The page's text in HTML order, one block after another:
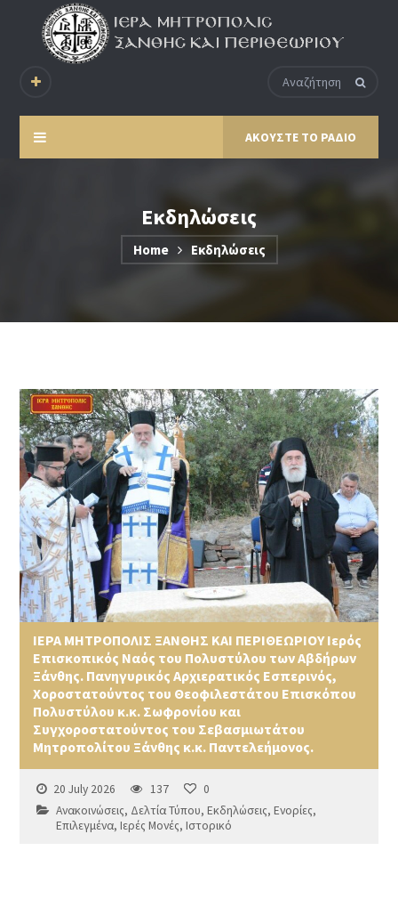
ΑΚΟΥΣΤΕ ΤΟ ΡΑΔΙΟ
Εκδηλώσεις
Home Εκδηλώσεις
ΙΕΡΑ ΜΗΤΡΟΠΟΛΙΣ ΞΑΝΘΗΣ ΚΑΙ ΠΕΡΙΘΕΩΡΙΟΥ Ιερός
Επισκοπικός Ναός του Πολυστύλου των Αβδήρων
Ξάνθης. Πανηγυρικός Αρχιερατικός Εσπερινός,
Χοροστατούντος του Θεοφιλεστάτου Επισκόπου
Πολυστύλου κ.κ. Σωφρονίου και
Συγχοροστατούντος του Σεβασμιωτάτου
Μητροπολίτου Ξάνθης κ.κ. Παντελεήμονος.
20 July 2026 137
0
Ανακοινώσεις, Δελτία Τύπου,Εκδηλώσεις,Ενορίες,
Επιλεγμένα,Ιερές Μονές,Ιστορικό